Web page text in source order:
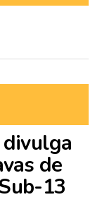
divulga
de
13